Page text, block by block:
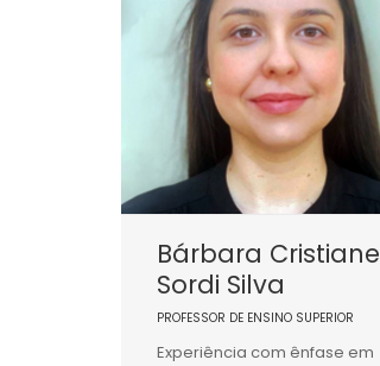
Bárbara Cristiane
Sordi Silva
PROFESSOR DE ENSINO SUPERIOR
Experiência com ênfase em